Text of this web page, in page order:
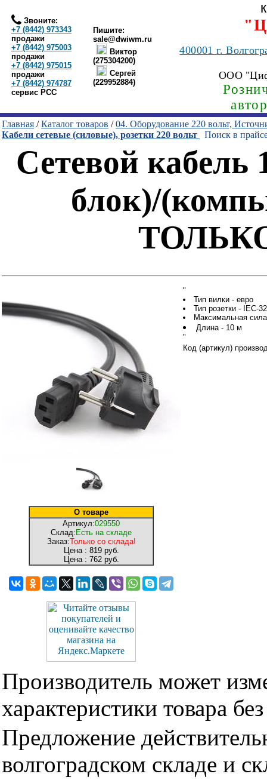
Звоните:
+7 (8442) 973343
продажи
+7 (8442) 975003
продажи
+7 (8442) 975015
продажи
+7 (8442) 974787
сервис РСС
Пишите:
sale@dwiwm.ru
Виктор
(275304200)
Сергей
(229952884)
400001г.
ООО
Главная /Каталог товаров /04. Оборудование 220 вольт,
Кабели сетевые (силовые), розетки 220 вольт
Поиск в
Сетевой кабель
блок)/
О товаре
Артикул:029550
Склад: Есть на складе
Заказ:Только со склада!
Цена : 819 руб.
Цена : 762 руб.
"
Тип вилки - евро
Тип розетки - IEC-
Максимальная
Длина - 10 м
"
Код (артикул)
Производитель может
характеристики товара
Предложение
волгоградском складе и